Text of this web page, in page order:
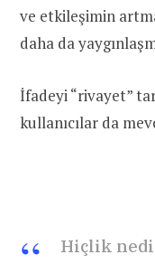
ve etkileşimin
daha da
İfadeyi “rivayet”
kullanıcılar da
Hiçlik